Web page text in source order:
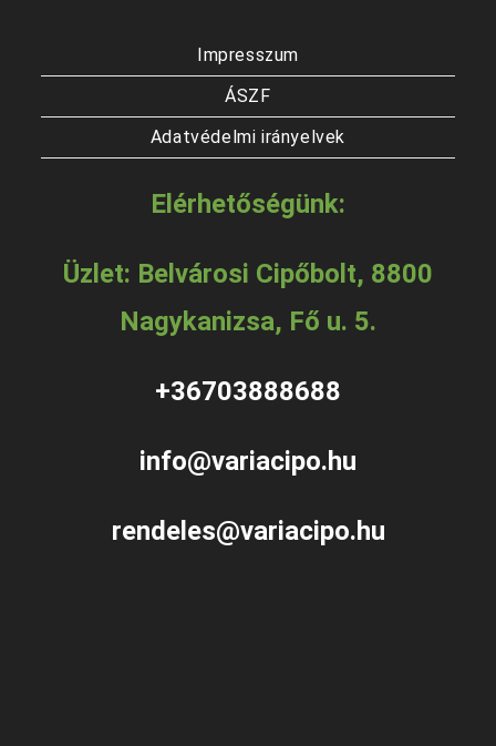
Impresszum
ÁSZF
Adatvédelmi irányelvek
Elérhetőségünk:
Üzlet: Belvárosi Cipőbolt, 8800
Nagykanizsa, Fő u. 5.
+36703888688
info@variacipo.hu
rendeles@variacipo.hu